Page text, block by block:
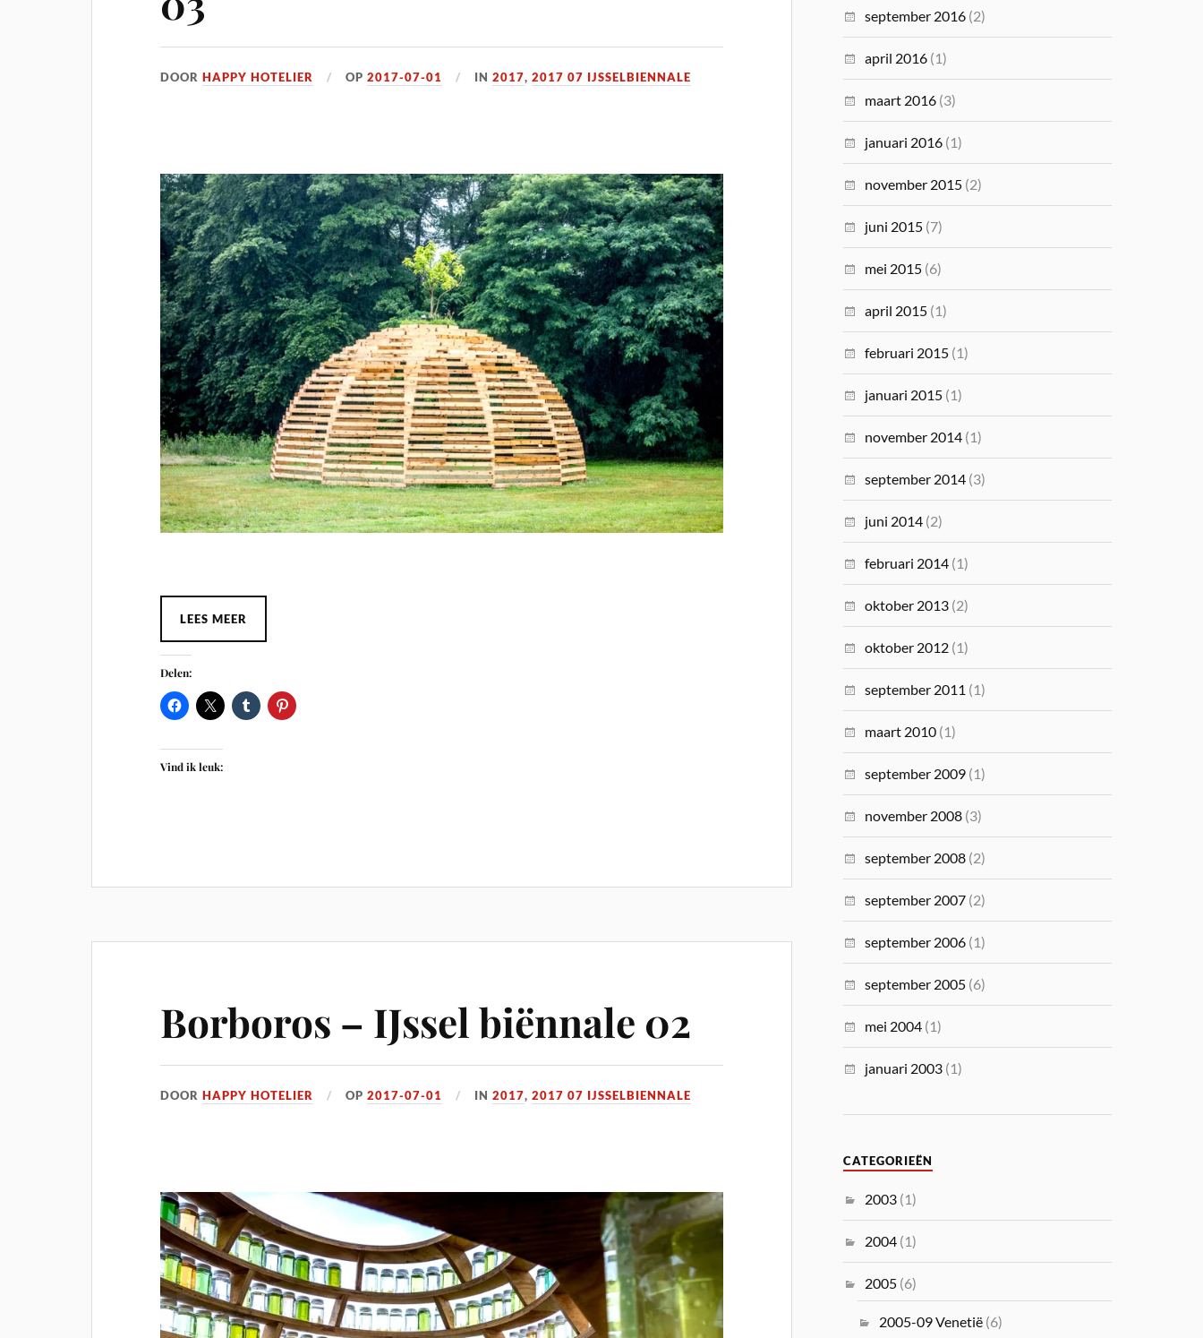
DOORHAPPY HOTELIER OP2017-07-01 IN2017,2017 07 IJSSELBIENNALE
LEES MEER
Delen:
Vind ik leuk:
Borboros – IJssel biënnale 02
DOORHAPPY HOTELIER OP2017-07-01 IN2017,2017 07 IJSSELBIENNALE
september 2016 (2)
april 2016 (1)
maart 2016 (3)
januari 2016 (1)
november 2015 (2)
juni 2015 (7)
mei 2015 (6)
april 2015 (1)
februari 2015 (1)
januari 2015 (1)
november 2014 (1)
september 2014 (3)
juni 2014 (2)
februari 2014 (1)
oktober 2013 (2)
oktober 2012 (1)
september 2011 (1)
maart 2010 (1)
september 2009 (1)
november 2008 (3)
september 2008 (2)
september 2007 (2)
september 2006 (1)
september 2005 (6)
mei 2004 (1)
januari 2003 (1)
CATEGORIEËN
2003 (1)
2004 (1)
2005 (6)
2005-09 Venetië (6)